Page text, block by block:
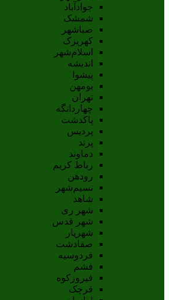
جوادآباد
شمشک
صباشهر
کهریزک
اسلام‌شهر
اندیشه
پيشوا
بومهن
تهران
چهاردانگه
پاکدشت
پردیس
پرند
دماوند
رباط کریم
رودهن
نسيم‌شهر
شاهد
شهر ری
شهر قدس
شهریار
صفادشت
فردوسیه
فشم
فیروزکوه
قرچک